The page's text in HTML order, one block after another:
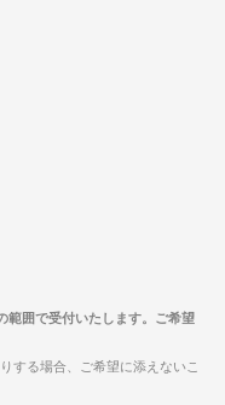
範囲で受付いたします。ご希望
する場合、ご希望に添えないこ